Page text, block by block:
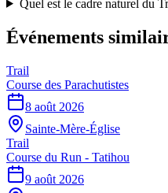
Quel est le cadre naturel du
Événements
Trail
Course des Parachutistes
8 août 2026
Sainte-Mère-Église
Trail
Course du Run - Tatihou
9 août 2026